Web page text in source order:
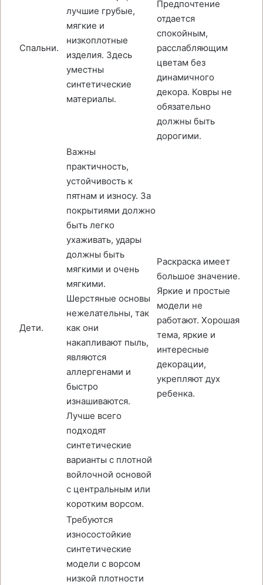
Спальни.
лучшие грубые,
мягкие и
низкоплотные
изделия. Здесь
уместны
синтетические
материалы.
Предпочтение
отдается
спокойным,
расслабляющим
цветам без
динамичного
декора. Ковры не
обязательно
должны быть
дорогими.
Дети.
Важны
практичность,
устойчивость к
пятнам и износу. За
покрытиями должно
быть легко
ухаживать, удары
должны быть
мягкими и очень
мягкими.
Шерстяные основы
нежелательны, так
как они
накапливают пыль,
являются
аллергенами и
быстро
изнашиваются.
Лучше всего
подходят
синтетические
варианты с плотной
войлочной основой
с центральным или
коротким ворсом.
Раскраска имеет
большое значение.
Яркие и простые
модели не
работают. Хорошая
тема, яркие и
интересные
декорации,
укрепляют дух
ребенка.
Требуются
износостойкие
синтетические
модели с ворсом
низкой плотности